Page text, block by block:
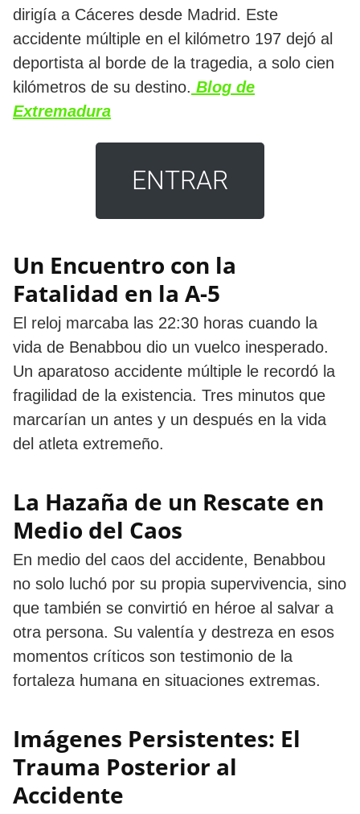
dirigía a Cáceres desde Madrid. Este
accidente múltiple en el kilómetro 197 dejó al
deportista al borde de la tragedia, a solo cien
kilómetros de su destino. Blog de
Extremadura
ENTRAR
Un Encuentro con la
Fatalidad en la A-5
El reloj marcaba las 22:30 horas cuando la
vida de Benabbou dio un vuelco inesperado.
Un aparatoso accidente múltiple le recordó la
fragilidad de la existencia. Tres minutos que
marcarían un antes y un después en la vida
del atleta extremeño.
La Hazaña de un Rescate en
Medio del Caos
En medio del caos del accidente, Benabbou
no solo luchó por su propia supervivencia, sino
que también se convirtió en héroe al salvar a
otra persona. Su valentía y destreza en esos
momentos críticos son testimonio de la
fortaleza humana en situaciones extremas.
Imágenes Persistentes: El
Trauma Posterior al
Accidente